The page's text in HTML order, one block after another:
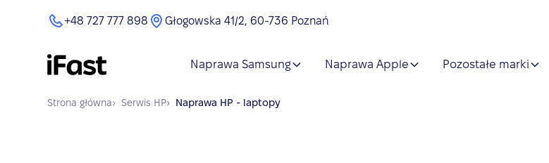
+48 727 777 898 Głogowska 41/2, 60-736 Poznań
Naprawa Samsung Naprawa Apple Pozostałe marki
Strona główna› Serwis HP› Naprawa HP - laptopy